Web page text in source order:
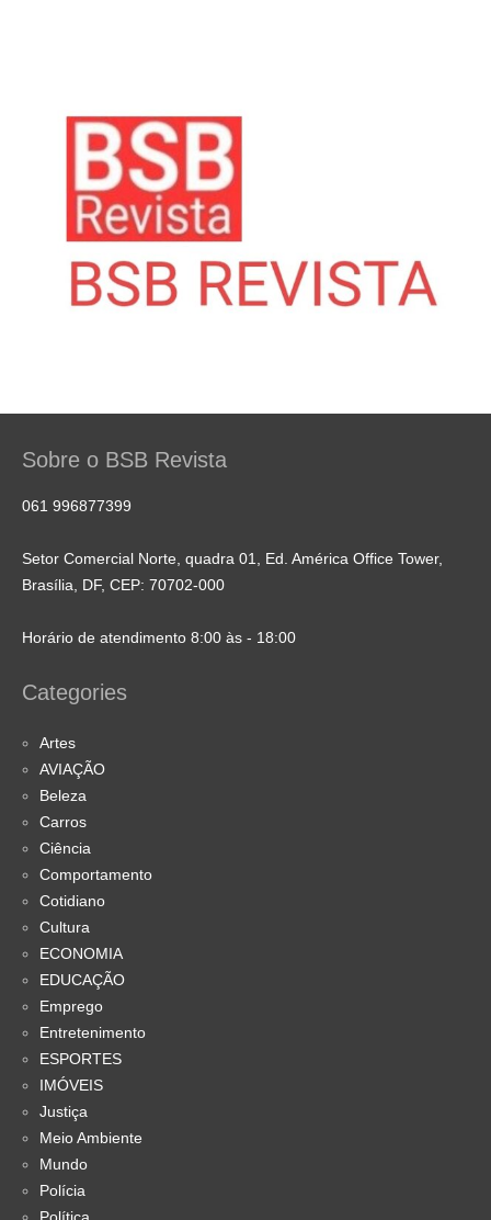
Sobre o BSB Revista
061 996877399
Setor Comercial Norte, quadra 01, Ed. América Office Tower,
Brasília, DF, CEP: 70702-000
Horário de atendimento 8:00 às - 18:00
Categories
Artes
AVIAÇÃO
Beleza
Carros
Ciência
Comportamento
Cotidiano
Cultura
ECONOMIA
EDUCAÇÃO
Emprego
Entretenimento
ESPORTES
IMÓVEIS
Justiça
Meio Ambiente
Mundo
Polícia
Política